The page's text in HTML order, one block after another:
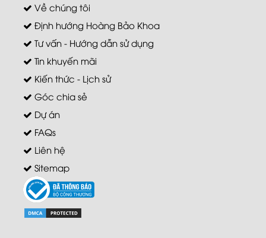
Về chúng tôi
Định hướng Hoàng Bảo Khoa
Tư vấn - Hướng dẫn sử dụng
Tin khuyến mãi
Kiến thức - Lịch sử
Góc chia sẻ
Dự án
FAQs
Liên hệ
Sitemap